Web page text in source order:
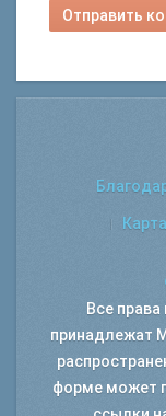
Отправить
Все
принадлежат
форме может